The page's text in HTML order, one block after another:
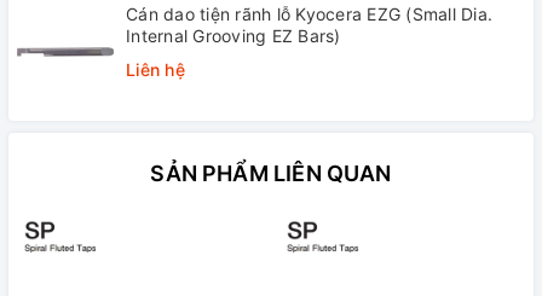
Cán dao tiện rãnh lỗ Kyocera EZG (Small Dia.
Internal Grooving EZ Bars)
Liên hệ
SẢN PHẨM LIÊN QUAN